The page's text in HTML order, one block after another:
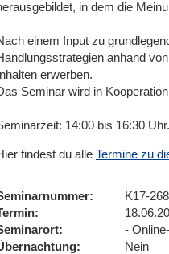
in dem die
einem Input zu
anhand
erwerben.
Seminar wird in
14:00 bis 16:30 Uhr.
findest du alle Termine zu
K17-
-
Nein